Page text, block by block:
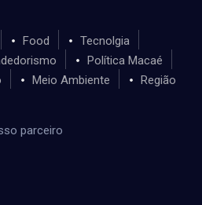
Food
Tecnolgia
Política Macaé
Meio Ambiente Região
parceiro